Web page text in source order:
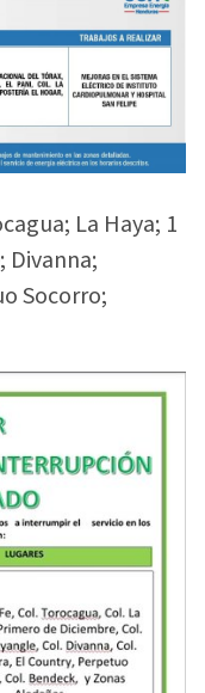
La Haya; 1
Divanna;
Socorro;